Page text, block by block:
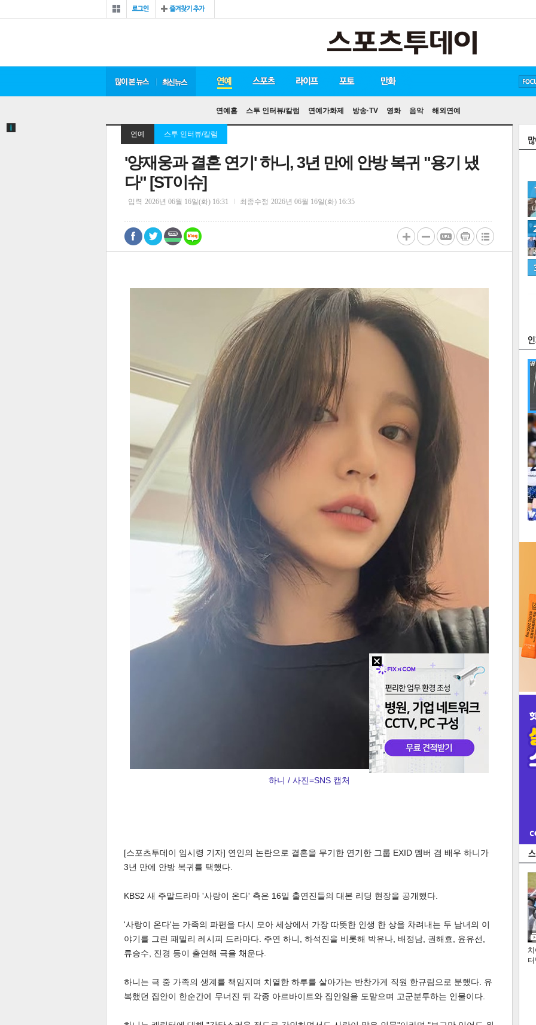
많이 본 뉴스 연예
연예홈 스투 인터뷰/칼럼 연예가화제 방송·TV 영화 음악 해외연예
스포츠 포토
연예 스투 인터뷰/칼럼
'양재웅과 결혼 연기' 하니, 3년 만에 안방 복귀 "용기 냈
다" [ST이슈]
입력 2026년 06월 16일(화) 16:31 최종수정 2026년 06월 16일(화) 16:35
네이
0
텍스 url 복
하니 / 사진=SNS 캡처
[스포츠투데이 임시령 기자] 연인의 논란으로 결혼을 무기한 연기한 그룹 EXID 멤버 겸 배우 하니가
3년 만에 안방 복귀를 택했다.
KBS2 새 주말드라마 '사랑이 온다' 측은 16일 출연진들의 대본 리딩 현장을 공개했다.
'사랑이 온다'는 가족의 파편을 다시 모아 세상에서 가장 따뜻한 인생 한 상을 차려내는 두 남녀의 이
야기를 그린 패밀리 레시피 드라마다. 주연 하니, 하석진을 비롯해 박유나, 배정남, 권해효, 윤유선,
류승수, 진경 등이 출연해 극을 채운다.
하니는 극 중 가족의 생계를 책임지며 치열한 하루를 살아가는 반찬가게 직원 한규림으로 분했다. 유
복했던 집안이 한순간에 무너진 뒤 각종 아르바이트와 집안일을 도맡으며 고군분투하는 인물이다.
연예
2